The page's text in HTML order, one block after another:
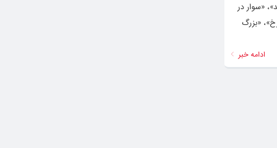
«سوار در
«بزرگ
ادامه خبر